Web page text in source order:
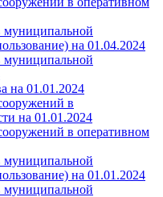
муниципальной
на 01.04.2024
муниципальной
на 01.01.2024
в
на 01.01.2024
в оперативном
муниципальной
на 01.01.2024
муниципальной